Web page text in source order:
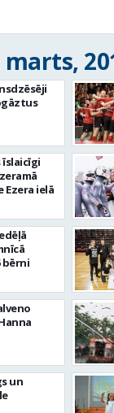
īslaicīgi
Ezera ielā
bērni
un